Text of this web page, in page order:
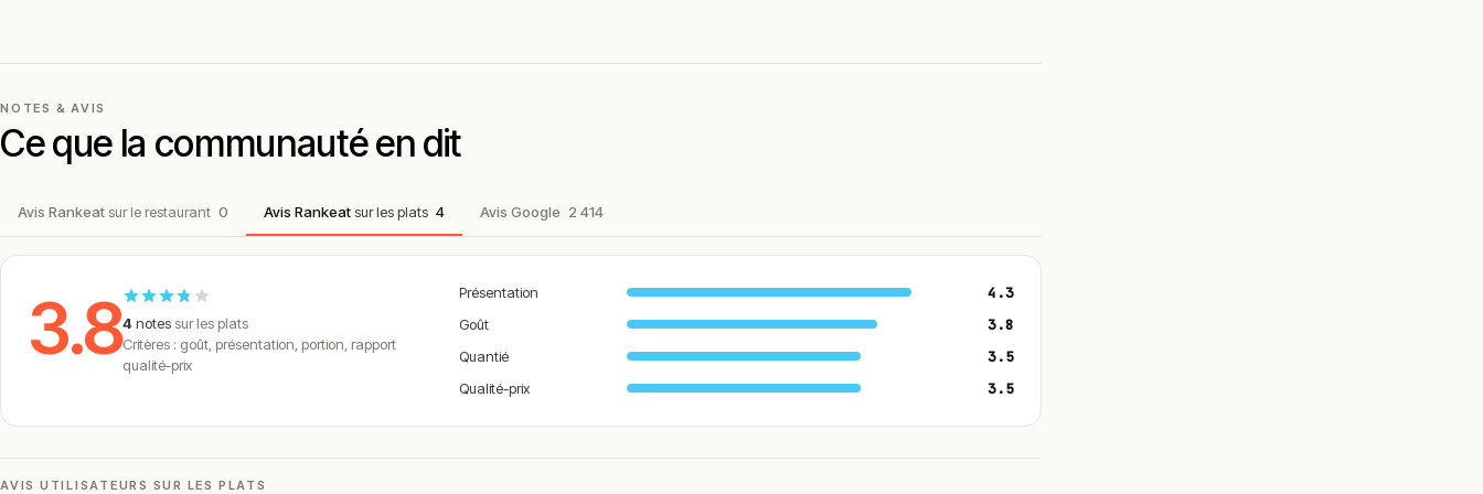
Sauce tomate, mozzarella, taleggio, gorgonzola, Parmigiano Reggiano, olives, origan. Végétalien.
origan.
Sauce tomate, mozzarella, jambon de Parme, roquette, Parmigiano Reggiano, confit de figues, éclats d’amandes, olives, origan.
NOTES & AVIS
Ce que la communauté en dit
Avis Rankeat sur le restaurant 0 Avis Rankeatsur les plats 4 Avis Google 2 414
3.84notessur les plats
Critères : goût, présentation, portion, rapport
qualité-prix
Présentation 4.3
Goût 3.8
Quantié 3.5
Qualité-prix 3.5
AVIS UTILISATEURS SUR LES PLATS